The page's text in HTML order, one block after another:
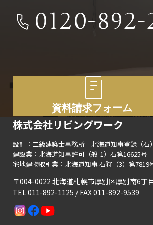
0120-892-
資料請求フォーム
株式会社リビングワーク
設計：二級建築士事務所 北海道知事登録（石
建設業：北海道知事許可（般-1）石第16625号
宅地建物取引業：北海道知事 石狩（3）第7819
〒004-0022 北海道札幌市厚別区厚別南6丁
TEL 011-892-1125 / FAX 011-892-9539